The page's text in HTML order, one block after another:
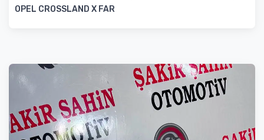
OPEL CROSSLAND X FAR